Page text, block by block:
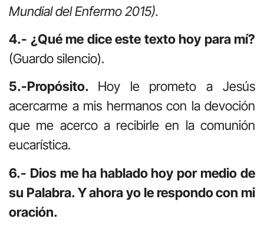
Mundial del Enfermo 2015).
4.- ¿Qué me dice este texto hoy para mí?
(Guardo silencio).
5.-Propósito. Hoy le prometo a Jesús
acercarme a mis hermanos con la devoción
que me acerco a recibirle en la comunión
eucarística.
6.- Dios me ha hablado hoy por medio de
su Palabra. Y ahora yo le respondo con mi
oración.